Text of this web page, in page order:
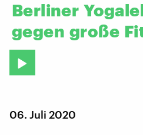
Berliner
gegen große
06. Juli 2020